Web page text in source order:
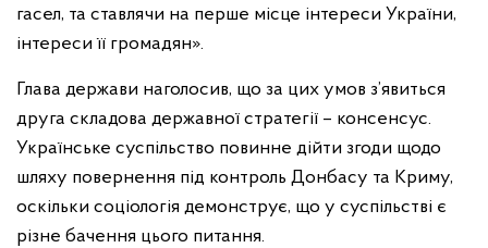
гасел, та ставлячи на перше місце інтереси України,
інтереси її громадян».
Глава держави наголосив, що за цих умов з’явиться
друга складова державної стратегії – консенсус.
Українське суспільство повинне дійти згоди щодо
шляху повернення під контроль Донбасу та Криму,
оскільки соціологія демонструє, що у суспільстві є
різне бачення цього питання.